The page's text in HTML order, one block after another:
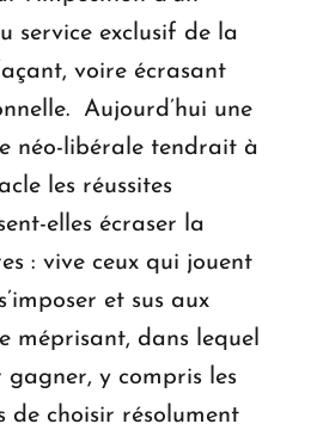
service exclusif de la
voire écrasant
Aujourd’hui une
néo-libérale tendrait à
les réussites
elles écraser la
: vive ceux qui jouent
et sus aux
méprisant, dans lequel
y compris les
de choisir résolument